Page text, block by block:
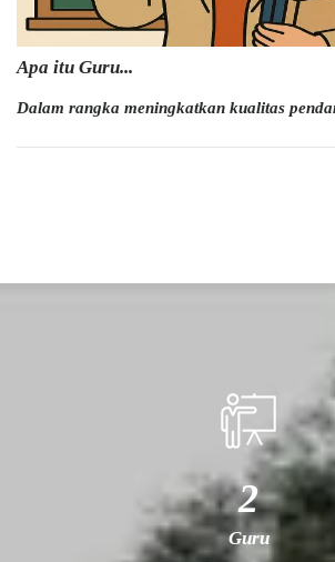
Apa itu Guru...
Dalam rangka meningkatkan kualitas
2
Guru